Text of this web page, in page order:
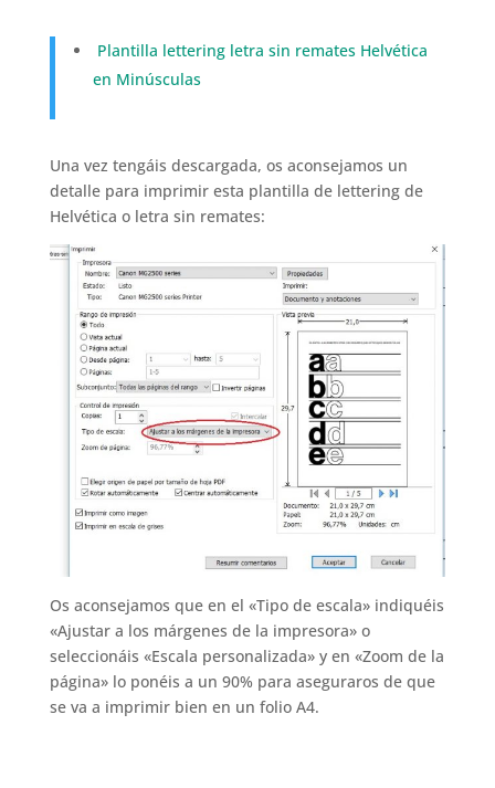
Plantilla lettering letra sin remates Helvética
en Minúsculas
Una vez tengáis descargada, os aconsejamos un
detalle para imprimir esta plantilla de lettering de
Helvética o letra sin remates:
Os aconsejamos que en el «Tipo de escala» indiquéis
«Ajustar a los márgenes de la impresora» o
seleccionáis «Escala personalizada» y en «Zoom de la
página» lo ponéis a un 90% para aseguraros de que
se va a imprimir bien en un folio A4.